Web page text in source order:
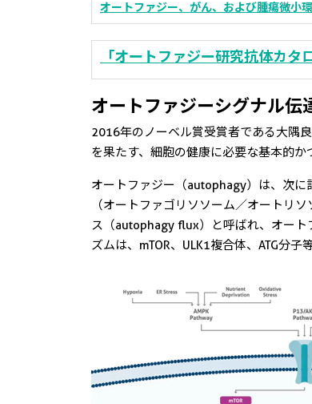
オートファジー、がん、および腫瘍微小
「オートファジー研究抗体カタ
オートファジーシグナル伝
2016年のノーベル賞受賞者である大隅
を果たす、細胞の健康に必要な基本的か
オートファジー（autophagy）は、次に
（オートファゴリソソーム／オートリ
ス（autophagy flux）と呼ばれ、オート
ズムは、mTOR、ULK1複合体、ATG分